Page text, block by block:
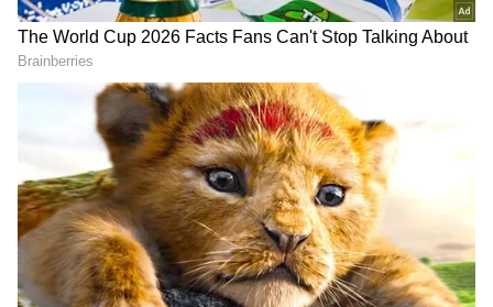
அணியை வீழ்த்தி ஐடிரீம்
திருப்பூர் தமிழன்ஸ் அபார
வெற்றி!